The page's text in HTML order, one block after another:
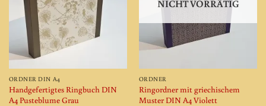
ORDNER DIN A4
Handgefertigtes Ringbuch DIN
A4 Pusteblume Grau
NICHT VORRÄTIG
ORDNER
Ringordner mit griechischem
Muster DIN A4 Violett